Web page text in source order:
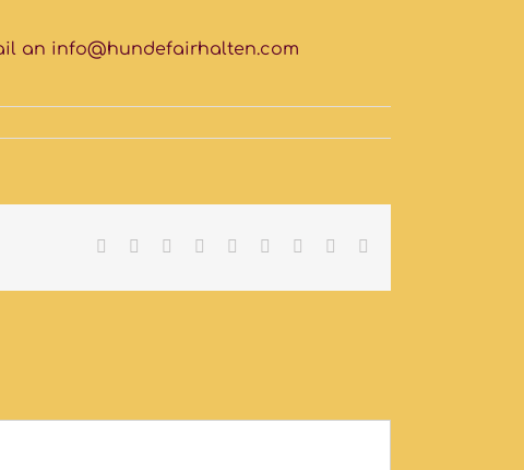
an info@hundefairhalten.com
Facebook
TwitterLinkedIn
Reddit Whatsapp
TumblrPinterest